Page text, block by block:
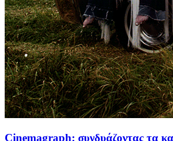
Cinemagraph: συνδυάζοντας τα